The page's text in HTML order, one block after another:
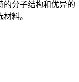
的分子结构和优异的
料。